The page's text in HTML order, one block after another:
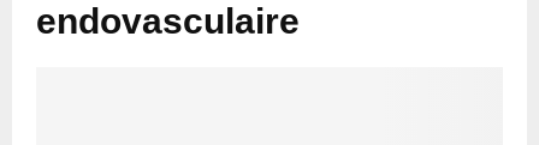
endovasculaire